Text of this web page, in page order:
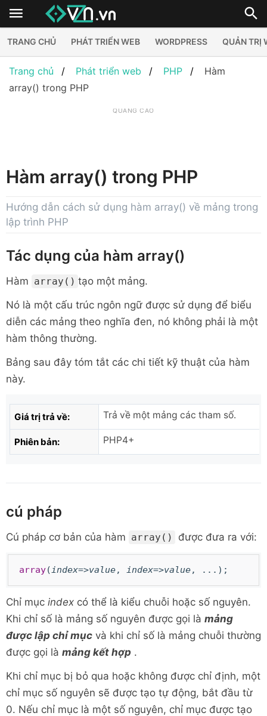
TRANG CHỦ PHÁT TRIỂN WEB WORDPRESS QUẢN TRỊ
Trang chủ Phát triển web PHP
Hàm
array() trong PHP
QUẢNG CÁO
Hàm array() trong PHP
Hướng dẫn cách sử dụng hàm array() về mảng trong
lập trình PHP
Tác dụng của hàm array()
Hàm array() tạo một mảng.
Nó là một cấu trúc ngôn ngữ được sử dụng để biểu
diễn các mảng theo nghĩa đen, nó không phải là một
hàm thông thường.
Bảng sau đây tóm tắt các chi tiết kỹ thuật của hàm
này.
Giá trị trả về: Trả về một mảng các tham số.
Phiên bản: PHP4+
cú pháp
Cú pháp cơ bản của hàm array() được đưa ra với:
array(index=>value, index=>value, ...);
Chỉ mục index có thể là kiểu chuỗi hoặc số nguyên.
Khi chỉ số là mảng số nguyên được gọi là mảng
được lập chỉ mục và khi chỉ số là mảng chuỗi thường
được gọi là mảng kết hợp .
Khi chỉ mục bị bỏ qua hoặc không được chỉ định, một
chỉ mục số nguyên sẽ được tạo tự động, bắt đầu từ
0. Nếu chỉ mục là một số nguyên, chỉ mục được tạo